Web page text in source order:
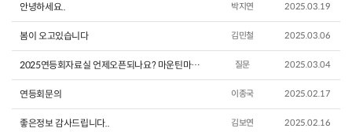
안녕하세요.. 박지연 2025.03.19
봄이 오고있습니다 김민철 2025.03.06
2025연등회자료실 언제오픈되나요? 마운틴마우스요에너지 노래 들어간 노래 너무 좋아요 질문 2025.03.04
연등회문의 이종국 2025.02.17
좋은정보 감사드립니다.. 김보연 2025.02.16